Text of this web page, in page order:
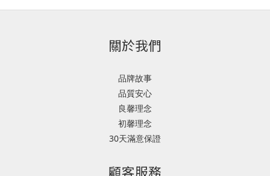
關於我們
品牌故事
品質安心
良馨理念
初馨理念
30天滿意保證
顧客服務